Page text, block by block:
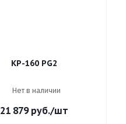
KP-160 PG2
Нет в наличии
21 879руб./шт